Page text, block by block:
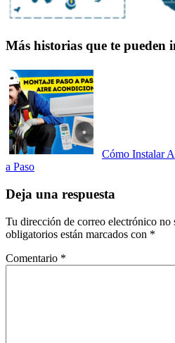
Más historias que te pueden
Cómo Instalar
a Paso
Deja una respuesta
Tu dirección de correo electrónico no
obligatorios están marcados con *
Comentario *